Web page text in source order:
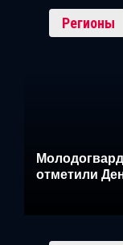
Регионы
отметили